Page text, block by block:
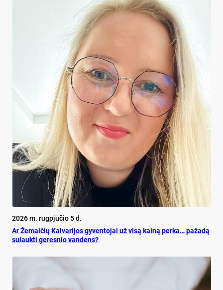
2026 m. rugpjūčio 5 d.
Ar Že­mai­čių Kal­va­ri­jos gy­ven­to­jai už vi­są kai­ną per­ka… pa­ža­dą
su­lauk­ti ge­res­nio van­dens?